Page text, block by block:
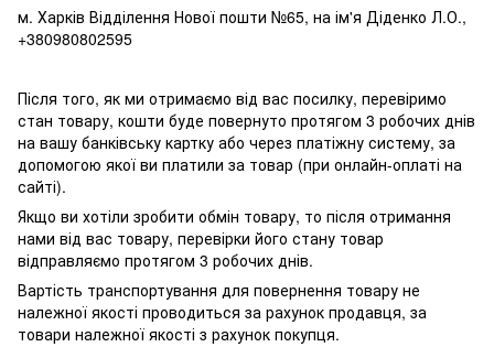
м. Харків Відділення Нової пошти №65, на ім'я Діденко Л.О.,
+380980802595
Після того, як ми отримаємо від вас посилку, перевіримо
стан товару, кошти буде повернуто протягом 3 робочих днів
на вашу банківську картку або через платіжну систему, за
допомогою якої ви платили за товар (при онлайн-оплаті на
сайті).
Якщо ви хотіли зробити обмін товару, то після отримання
нами від вас товару, перевірки його стану товар
відправляємо протягом 3 робочих днів.
Вартість транспортування для повернення товару не
належної якості проводиться за рахунок продавця, за
товари належної якості з рахунок покупця.